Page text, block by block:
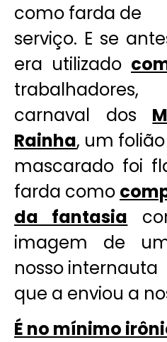
como farda de
serviço. E se
era utilizado
carnaval dos
Rainha, um folião
mascarado foi
farda como
da fantasia
imagem de
nosso internauta
que a enviou a
É no mínimo